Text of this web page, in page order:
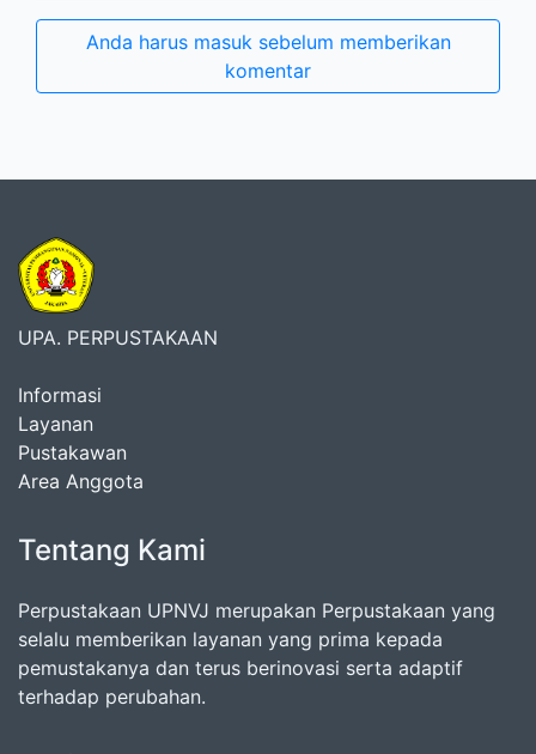
Anda harus masuk sebelum memberikan
komentar
UPA. PERPUSTAKAAN
Informasi
Layanan
Pustakawan
Area Anggota
Tentang Kami
Perpustakaan UPNVJ merupakan Perpustakaan yang
selalu memberikan layanan yang prima kepada
pemustakanya dan terus berinovasi serta adaptif
terhadap perubahan.